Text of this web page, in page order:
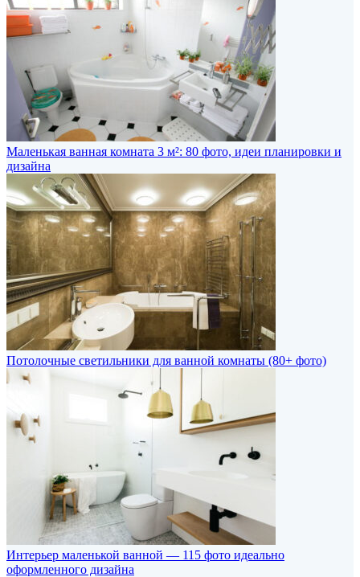
Маленькая ванная комната 3 м²: 80 фото, идеи планировки и
дизайна
Потолочные светильники для ванной комнаты (80+ фото)
Интерьер маленькой ванной — 115 фото идеально
оформленного дизайна